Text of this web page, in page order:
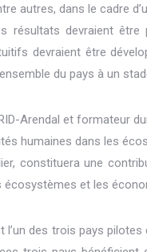
autres, dans le cadre
résultats devraient
devraient être
du pays à un
Arendal et formateur
humaines dans les
constituera une
et les
l’un des trois pays